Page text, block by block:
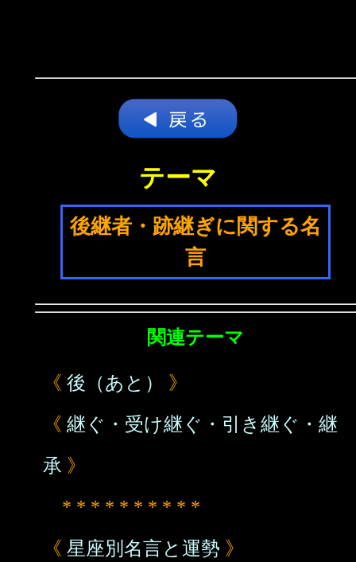
テーマ
後継者・跡継ぎに関する名
言
関連テーマ
《 後（あと）
》
《 継ぐ・受け継ぐ・引き継ぐ・継
承 》
* * * * * * * * * *
《 星座別名言と運勢 》